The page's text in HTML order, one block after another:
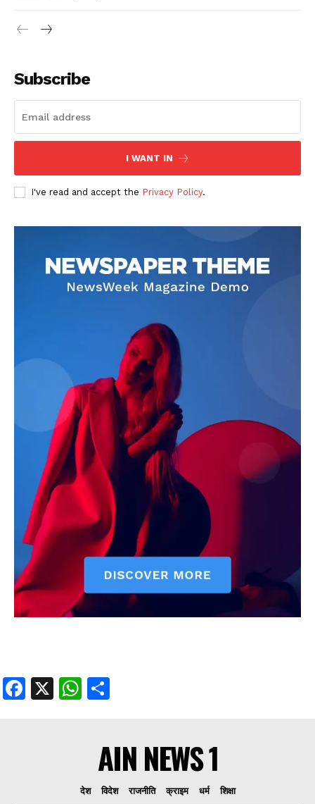
DOWNLOAD NOW
AIN NEWS 1
Contact Us
About Us
Privacy Policy
Terms of Use Agreement
Facebook
X WhatsApp
Share
Subscribe
I WANT IN
I've read and accept the Privacy Policy.
Facebook
X WhatsApp
AIN NEWS 1
देश विदेश राजनीति क्राइम धर्म शिक्षा